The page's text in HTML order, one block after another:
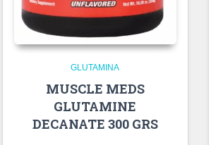
GLUTAMINA
MUSCLE MEDS
GLUTAMINE
DECANATE 300 GRS